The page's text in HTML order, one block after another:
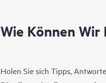
Wie Können Wir
Holen Sie sich Tipps,